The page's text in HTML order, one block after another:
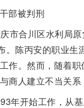
部被判刑
市合川区水利局
。陈丙安的职业
作。然而，随着
商人建立不当关
年开始工作，从